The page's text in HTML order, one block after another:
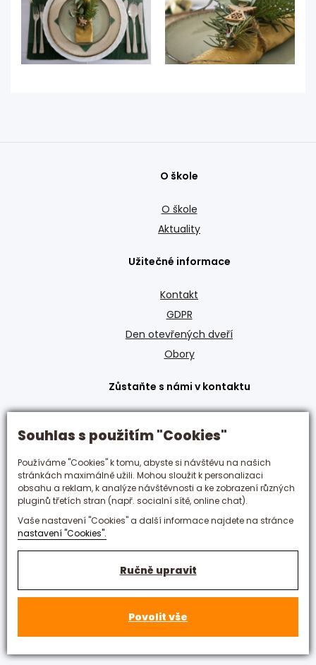
Souhlas s použitím "Cookies"
Používáme "Cookies" k tomu, abyste si návštěvu na našich
stránkách maximálně užili. Mohou sloužit k personalizaci
obsahu a reklam, k analýze návštěvnosti a ke zobrazení různých
pluginů třetích stran (např. socialní sítě, online chat).
Vaše nastavení "Cookies" a další informace najdete na stránce
nastavení "Cookies".
Ručně upravit
Povolit vše
O škole
O škole
Aktuality
Užitečné informace
Kontakt
GDPR
Den otevřených dveří
Obory
Zůstaňte s námi v kontaktu
hotelovka@hotelovka.cz
Československé armády 274/55,
500 03 Hradec Králové